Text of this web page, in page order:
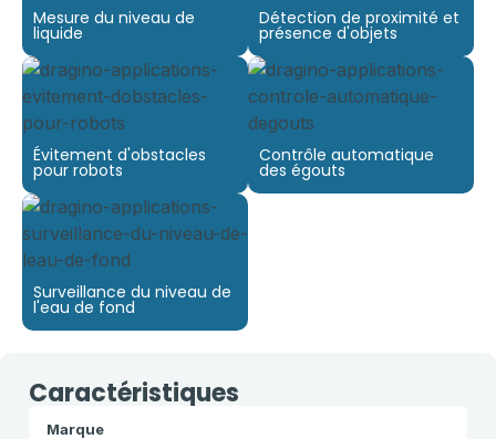
Mesure du niveau de
liquide
Détection de proximité et
présence d'objets
Évitement d'obstacles
pour robots
Contrôle automatique
des égouts
Surveillance du niveau de
l'eau de fond
Caractéristiques
Marque